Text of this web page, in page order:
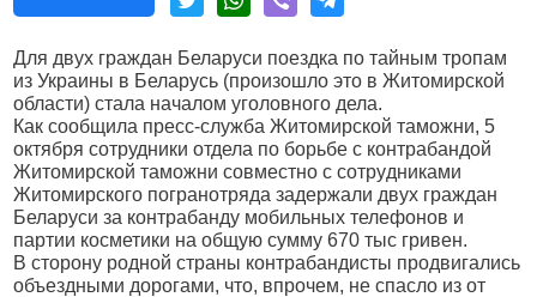
Для двух граждан Беларуси поездка по тайным тропам
из Украины в Беларусь (произошло это в Житомирской
области) стала началом уголовного дела.
Как сообщила пресс-служба Житомирской таможни, 5
октября сотрудники отдела по борьбе с контрабандой
Житомирской таможни совместно с сотрудниками
Житомирского погранотряда задержали двух граждан
Беларуси за контрабанду мобильных телефонов и
партии косметики на общую сумму 670 тыс гривен.
В сторону родной страны контрабандисты продвигались
объездными дорогами, что, впрочем, не спасло из от